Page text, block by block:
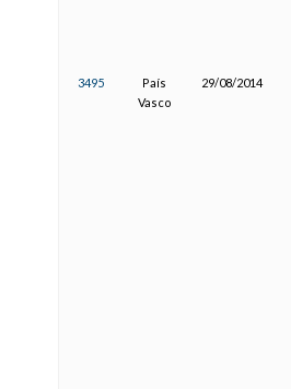
3495
País
Vasco
29/08/2014